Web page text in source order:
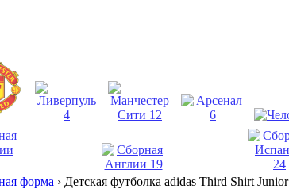
форма › Детская футболка adidas Third Shirt